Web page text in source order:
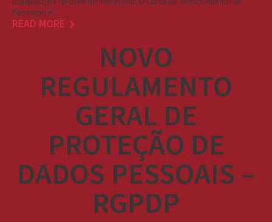
Farmácia é…
READ MORE
NOVO
REGULAMENTO
GERAL DE
PROTEÇÃO DE
DADOS PESSOAIS –
RGPDP